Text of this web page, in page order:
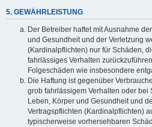
5. GEWÄHRLEISTUNG
Der Betreiber haftet mit Ausnahme
und Gesundheit und der Verletzung
(Kardinalpflichten) nur für Schäden,
fahrlässiges Verhalten
Folgeschäden wie insbesondere
Die Haftung ist gegenüber
grob fahrlässigem Verhalten oder bei
Leben, Körper und Gesundheit und
Vertragspflichten (Kardinalpflichten)
typischerweise vorhersehbaren